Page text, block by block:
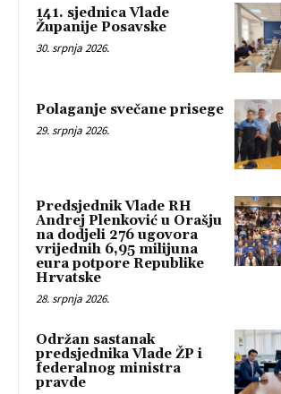
141. sjednica Vlade
Županije Posavske
30. srpnja 2026.
Polaganje svečane prisege
29. srpnja 2026.
Predsjednik Vlade RH
Andrej Plenković u Orašju
na dodjeli 276 ugovora
vrijednih 6,95 milijuna
eura potpore Republike
Hrvatske
28. srpnja 2026.
Održan sastanak
predsjednika Vlade ŽP i
federalnog ministra
pravde